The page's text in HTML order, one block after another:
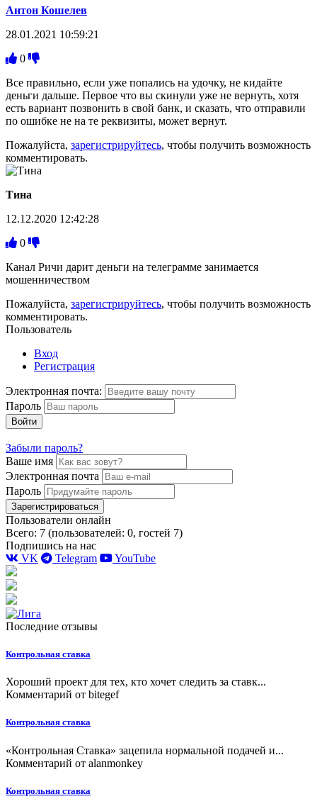
Антон Кошелев
28.01.2021 10:59:21
0
Все правильно, если уже попались на удочку, не кидайте
деньги дальше. Первое что вы скинули уже не вернуть, хотя
есть вариант позвонить в свой банк, и сказать, что отправили
по ошибке не на те реквизиты, может вернут.
Пожалуйста, зарегистрируйтесь, чтобы получить возможность
комментировать.
Тина
12.12.2020 12:42:28
0
Канал Ричи дарит деньги на телеграмме занимается
мошенничеством
Пожалуйста, зарегистрируйтесь, чтобы получить возможность
комментировать.
Пользователь
Вход
Регистрация
Электронная почта:
Пароль
Войти
Забыли пароль?
Ваше имя
Электронная почта
Пароль
Зарегистрироваться
Пользователи онлайн
Всего: 7 (пользователей: 0, гостей 7)
Подпишись на нас
VK
Telegram YouTube
Последние отзывы
Контрольная ставка
Хороший проект для тех, кто хочет следить за ставк...
Комментарий от bitegef
Контрольная ставка
«Контрольная Ставка» зацепила нормальной подачей и...
Комментарий от alanmonkey
Контрольная ставка